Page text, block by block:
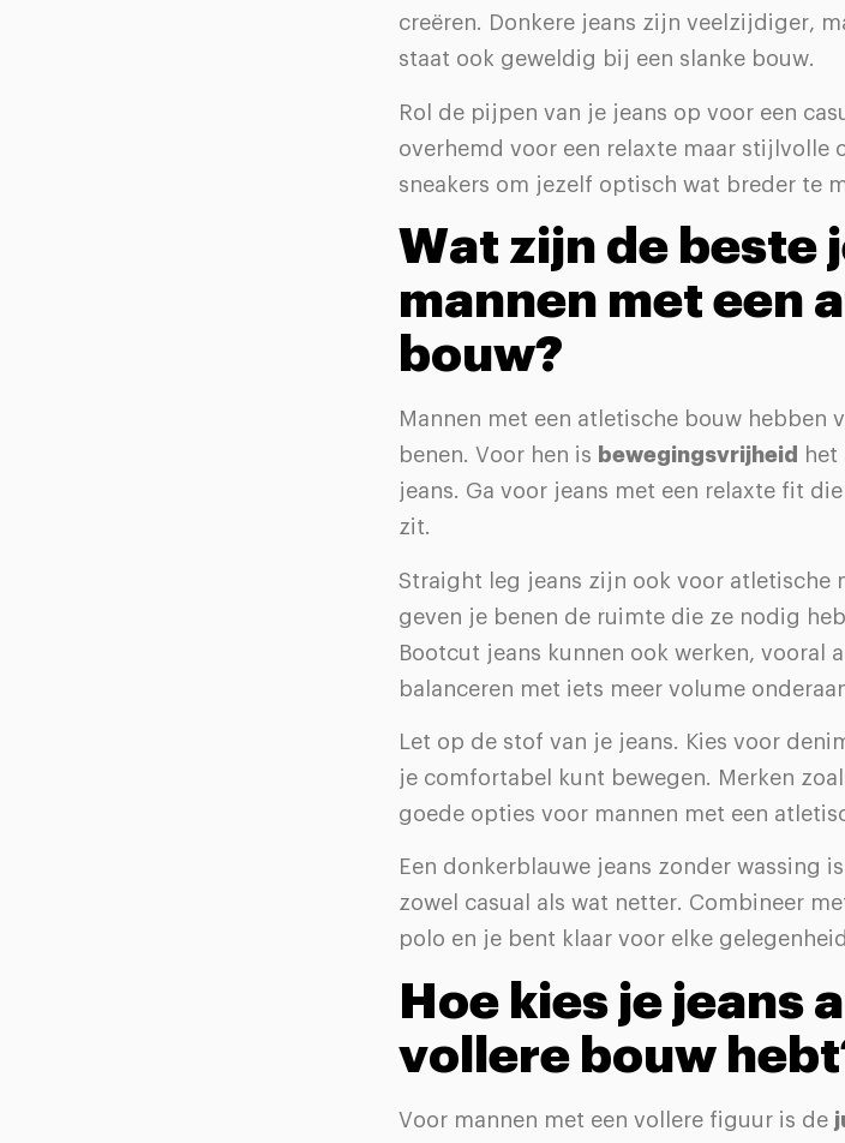
creëren. Donkere jeans zijn veelzijdiger,
staat ook geweldig bij een slanke bouw.
Rol de pijpen van je jeans op voor een
overhemd voor een relaxte maar stijlvolle
sneakers om jezelf optisch wat breder te
Wat zijn de beste
mannen met een
bouw?
Mannen met een atletische bouw hebben
benen. Voor hen is bewegingsvrijheid
het
jeans. Ga voor jeans met een relaxte fit
zit.
Straight leg jeans zijn ook voor atletische
geven je benen de ruimte die ze nodig
Bootcut jeans kunnen ook werken, vooral
balanceren met iets meer volume
Let op de stof van je jeans. Kies voor
je comfortabel kunt bewegen. Merken
goede opties voor mannen met een
Een donkerblauwe jeans zonder wassing
zowel casual als wat netter. Combineer
polo en je bent klaar voor elke
Hoe kies je jeans
vollere bouw
Voor mannen met een vollere figuur is de